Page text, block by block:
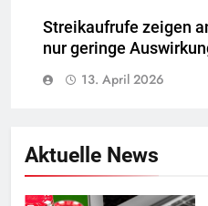
Streikaufrufe zeigen
nur geringe
13. April 2026
Aktuelle News